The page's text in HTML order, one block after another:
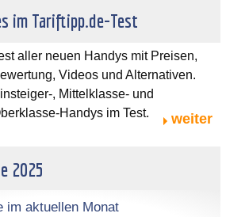
im Tariftipp.de-Test
aller neuen Handys mit Preisen,
Videos und Alternativen.
, Mittelklasse- und
Handys im Test.
weiter
2025
im aktuellen Monat